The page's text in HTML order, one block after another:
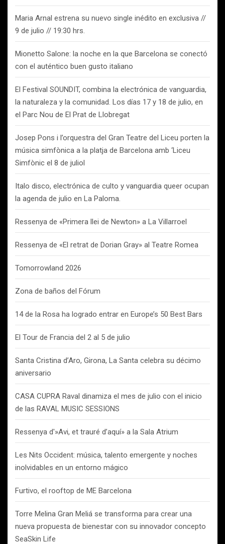
Maria Arnal estrena su nuevo single inédito en exclusiva //
9 de julio // 19:30 hrs.
Mionetto Salone: la noche en la que Barcelona se conectó
con el auténtico buen gusto italiano
El Festival SOUNDIT, combina la electrónica de vanguardia,
la naturaleza y la comunidad. Los días 17 y 18 de julio, en
el Parc Nou de El Prat de Llobregat
Josep Pons i l’orquestra del Gran Teatre del Liceu porten la
música simfònica a la platja de Barcelona amb ‘Liceu
Simfònic el 8 de juliol
Italo disco, electrónica de culto y vanguardia queer ocupan
la agenda de julio en La Paloma.
Ressenya de «Primera llei de Newton» a La Villarroel
Ressenya de «El retrat de Dorian Gray» al Teatre Romea
Tomorrowland 2026
Zona de baños del Fórum
14 de la Rosa ha logrado entrar en Europe’s 50 Best Bars
El Tour de Francia del 2 al 5 de julio
Santa Cristina d’Aro, Girona, La Santa celebra su décimo
aniversario
CASA CUPRA Raval dinamiza el mes de julio con el inicio
de las RAVAL MUSIC SESSIONS
Ressenya d'»Avi, et trauré d’aquí» a la Sala Atrium
Les Nits Occident: música, talento emergente y noches
inolvidables en un entorno mágico
Furtivo, el rooftop de ME Barcelona
Torre Melina Gran Meliá se transforma para crear una
nueva propuesta de bienestar con su innovador concepto
SeaSkin Life